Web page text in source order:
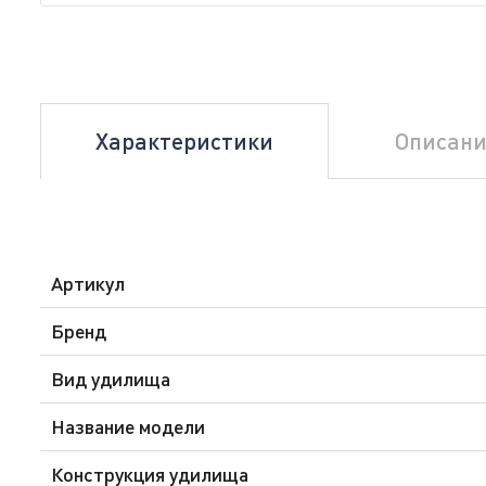
Характеристики
Артикул
Бренд
Вид удилища
Название модели
Конструкция удилища